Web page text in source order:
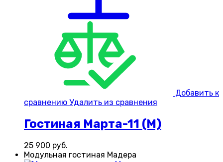
Добавить к
сравнению Удалить из сравнения
Гостиная Марта-11 (М)
25 900 руб.
Модульная гостиная Мадера